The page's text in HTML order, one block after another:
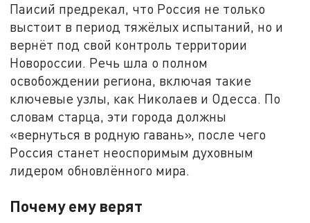
Паисий предрекал, что Россия не только
выстоит в период тяжёлых испытаний, но и
вернёт под свой контроль территории
Новороссии. Речь шла о полном
освобождении региона, включая такие
ключевые узлы, как Николаев и Одесса. По
словам старца, эти города должны
«вернуться в родную гавань», после чего
Россия станет неоспоримым духовным
лидером обновлённого мира.
Почему ему верят